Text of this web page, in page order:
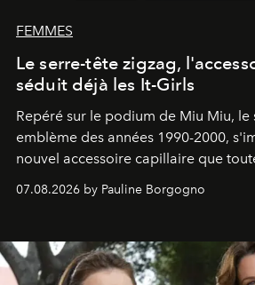
FEMMES
Le serre-tête zigzag,
séduit déjà les It-Girls
Repéré sur le podium de Miu Miu, le
emblème des années 1990-2000,
nouvel accessoire capillaire que
s'arrachent déjà.
07.08.2026 by Pauline Borgogno